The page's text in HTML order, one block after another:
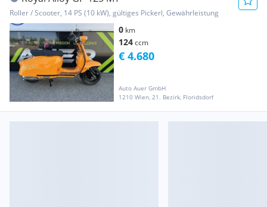
Roller / Scooter, 14 PS (10 kW), gültiges Pickerl, Gewährleistung
0 km
124ccm
Auto Auer GmbH
1210 Wien, 21. Bezirk, Floridsdorf
€ 4.680